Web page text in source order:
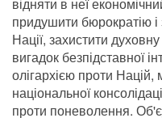
придушити бюрократію
Нації, захистити
вигадок безпідставної
олігархією проти
національної
проти поневолення.